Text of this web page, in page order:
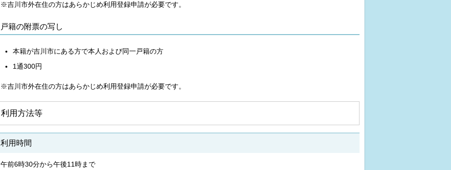
※吉川市外在住の方はあらかじめ利用登録申請が必要です。
戸籍の附票の写し
本籍が吉川市にある方で本人および同一戸籍の方
1通300円
※吉川市外在住の方はあらかじめ利用登録申請が必要です。
利用方法等
利用時間
午前6時30分から午後11時まで